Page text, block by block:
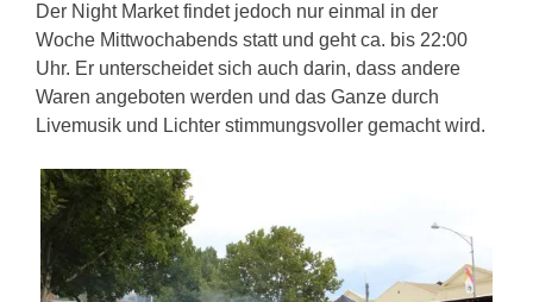
Der Night Market findet jedoch nur einmal in der
Woche Mittwochabends statt und geht ca. bis 22:00
Uhr. Er unterscheidet sich auch darin, dass andere
Waren angeboten werden und das Ganze durch
Livemusik und Lichter stimmungsvoller gemacht wird.